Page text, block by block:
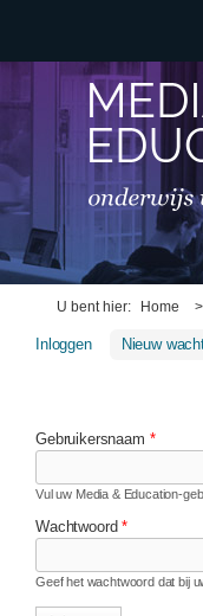
HOOFDMENU
U bent hier Home >
Inloggen(actieve tabblad)
Nieuw
Gebruikersnaam *
Vul uw Media & Education-
Wachtwoord*
Geef het wachtwoord dat bij